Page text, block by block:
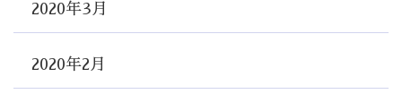
2020年3月
2020年2月